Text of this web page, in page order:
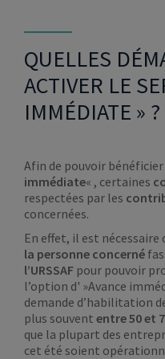
QUELLES
ACTIVER LE
IMMÉDIATE » ?
Afin de pouvoir bénéficier
immédiate« , certaines
respectées par les
concernées.
En effet, il est nécessaire
la personne concerné
l’URSSAF pour pouvoir
l’option d' »Avance
demande d’habilitation
plus souvent entre 50 et
que la plupart des
cet été soient